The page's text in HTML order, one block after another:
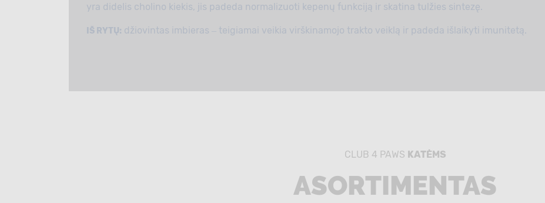
yra didelis cholino kiekis, jis padeda normalizuoti kepenų funkciją ir skatina tulžies sintezę.
IŠ RYTŲ: džiovintas imbieras ‒ teigiamai veikia virškinamojo trakto veiklą ir padeda išlaikyti imunitetą.
CLUB 4 PAWS KATĖMS
ASORTIMENTAS